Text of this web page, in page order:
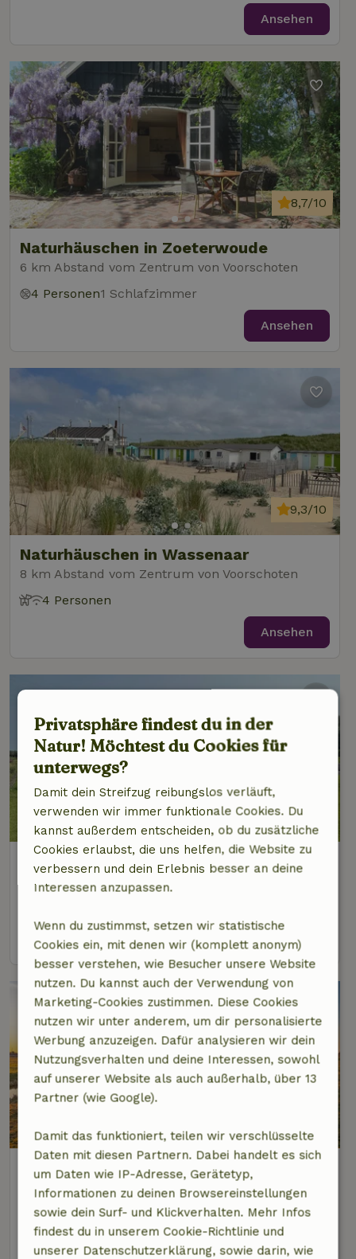
Ansehen
Naturhäuschen in Zoeterwoude
6 km Abstand vom Zentrum von Voorschoten
8,7/10
4 Personen1 Schlafzimmer
Ansehen
Naturhäuschen in Wassenaar
8 km Abstand vom Zentrum von Voorschoten
9,3/10
4 Personen
Ansehen
Naturhäuschen in Oud Ade
8 km Abstand vom Zentrum von Voorschoten
9/10
Ansehen
Naturhäuschen in Warmond
8 km Abstand vom Zentrum von Voorschoten
2 Personen1 Schlafzimmer
Ansehen
Privatsphäre findest du in der
Natur! Möchtest du Cookies für
unterwegs?
Damit dein Streifzug reibungslos verläuft,
verwenden wir immer funktionale Cookies. Du
kannst außerdem entscheiden, ob du zusätzliche
Cookies erlaubst, die uns helfen, die Website zu
verbessern und dein Erlebnis besser an deine
Interessen anzupassen.
Wenn du zustimmst, setzen wir statistische
Cookies ein, mit denen wir (komplett anonym)
besser verstehen, wie Besucher unsere Website
nutzen. Du kannst auch der Verwendung von
Marketing-Cookies zustimmen. Diese Cookies
nutzen wir unter anderem, um dir personalisierte
Werbung anzuzeigen. Dafür analysieren wir dein
Nutzungsverhalten und deine Interessen, sowohl
auf unserer Website als auch außerhalb, über 13
Partner (wie Google).
Damit das funktioniert, teilen wir verschlüsselte
Daten mit diesen Partnern. Dabei handelt es sich
um Daten wie IP-Adresse, Gerätetyp,
Informationen zu deinen Browsereinstellungen
sowie dein Surf- und Klickverhalten. Mehr Infos
findest du in unserem Cookie-Richtlinie und
unserer Datenschutzerklärung, sowie darin, wie